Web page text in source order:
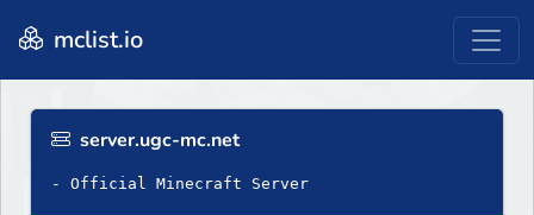
mclist.io
server.ugc-mc.net
- Official Minecraft Server